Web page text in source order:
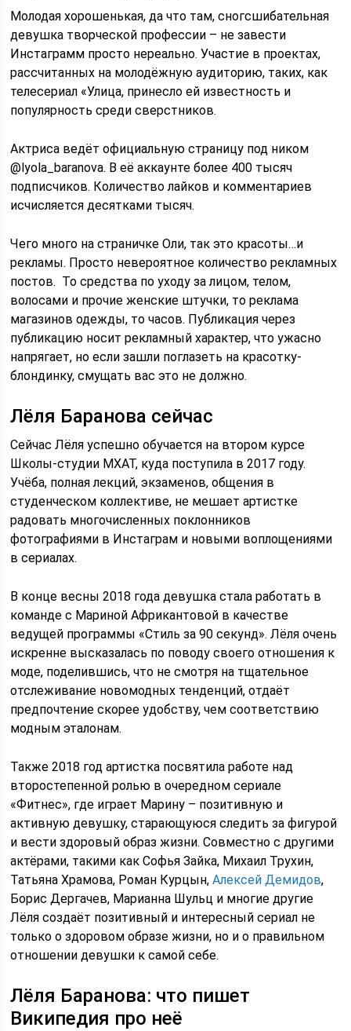
Молодая хорошенькая, да что там, сногсшибательная
девушка творческой профессии – не завести
Инстаграмм просто нереально. Участие в проектах,
рассчитанных на молодёжную аудиторию, таких, как
телесериал «Улица, принесло ей известность и
популярность среди сверстников.
Актриса ведёт официальную страницу под ником
@lyola_baranova. В её аккаунте более 400 тысяч
подписчиков. Количество лайков и комментариев
исчисляется десятками тысяч.
Чего много на страничке Оли, так это красоты…и
рекламы. Просто невероятное количество рекламных
постов. То средства по уходу за лицом, телом,
волосами и прочие женские штучки, то реклама
магазинов одежды, то часов. Публикация через
публикацию носит рекламный характер, что ужасно
напрягает, но если зашли поглазеть на красотку-
блондинку, смущать вас это не должно.
Лёля Баранова сейчас
Сейчас Лёля успешно обучается на втором курсе
Школы-студии МХАТ, куда поступила в 2017 году.
Учёба, полная лекций, экзаменов, общения в
студенческом коллективе, не мешает артистке
радовать многочисленных поклонников
фотографиями в Инстаграм и новыми воплощениями
в сериалах.
В конце весны 2018 года девушка стала работать в
команде с Мариной Африкантовой в качестве
ведущей программы «Стиль за 90 секунд». Лёля очень
искренне высказалась по поводу своего отношения к
моде, поделившись, что не смотря на тщательное
отслеживание новомодных тенденций, отдаёт
предпочтение скорее удобству, чем соответствию
модным эталонам.
Также 2018 год артистка посвятила работе над
второстепенной ролью в очередном сериале
«Фитнес», где играет Марину – позитивную и
активную девушку, старающуюся следить за фигурой
и вести здоровый образ жизни. Совместно с другими
актёрами, такими как Софья Зайка, Михаил Трухин,
Татьяна Храмова, Роман Курцын,Алексей Демидов,
Борис Дергачев, Марианна Шульц и многие другие
Лёля создаёт позитивный и интересный сериал не
только о здоровом образе жизни, но и о правильном
отношении девушки к самой себе.
Лёля Баранова: что пишет
Википедия про неё